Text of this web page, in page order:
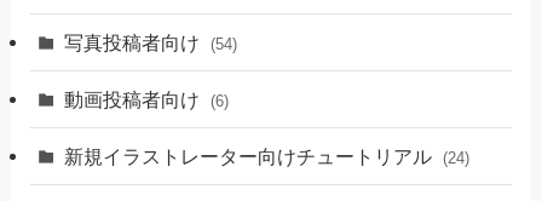
写真投稿者向け (54)
動画投稿者向け (6)
新規イラストレーター向けチュートリアル (24)